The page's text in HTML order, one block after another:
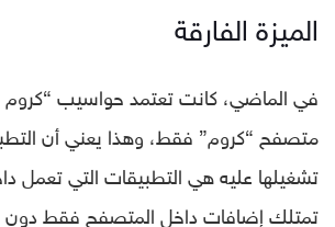
الميزة الفارقة
في الماضي، كانت تعتمد حواسيب
متصفح “كروم” فقط، وهذا يعني أن
تشغيلها عليه هي التطبيقات التي تعمل
تمتلك إضافات داخل المتصفح فقط دون